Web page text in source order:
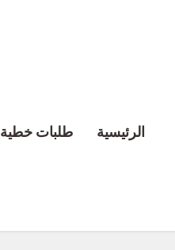
الرئيسية طلبات خطية